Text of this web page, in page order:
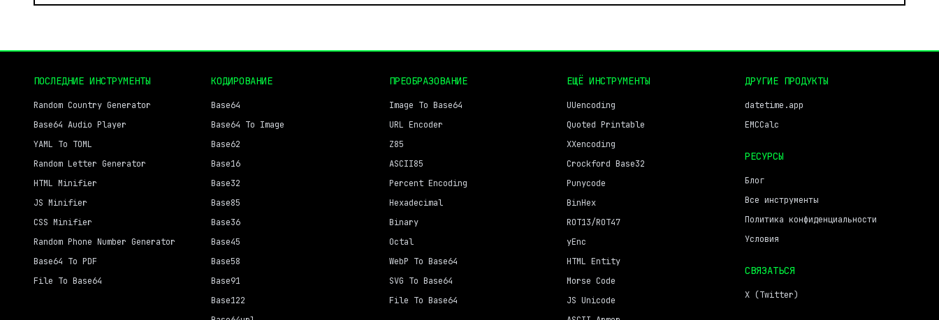
ПОСЛЕДНИЕ ИНСТРУМЕНТЫ
Random Country Generator
Base64 Audio Player
YAML To TOML
Random Letter Generator
HTML Minifier
JS Minifier
CSS Minifier
Random Phone Number Generator
Base64 To PDF
File To Base64
КОДИРОВАНИЕ
Base64
Base64 To Image
Base62
Base16
Base32
Base85
Base36
Base45
Base58
Base91
Base122
ПРЕОБРАЗОВАНИЕ
Image To Base64
URL Encoder
Z85
ASCII85
Percent Encoding
Hexadecimal
Binary
Octal
WebP To Base64
SVG To Base64
File To Base64
ЕЩЁ ИНСТРУМЕНТЫ
UUencoding
Quoted Printable
XXencoding
Crockford Base32
Punycode
BinHex
ROT13/ROT47
yEnc
HTML Entity
Morse Code
JS Unicode
ДРУГИЕ ПРОДУКТЫ
datetime.app
EMCCalc
РЕСУРСЫ
Блог
Все инструменты
Политика конфиденциальности
Условия
СВЯЗАТЬСЯ
X (Twitter)